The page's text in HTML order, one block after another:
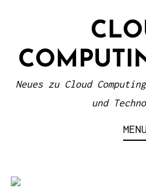
Neues zu Cloud
und
MENU